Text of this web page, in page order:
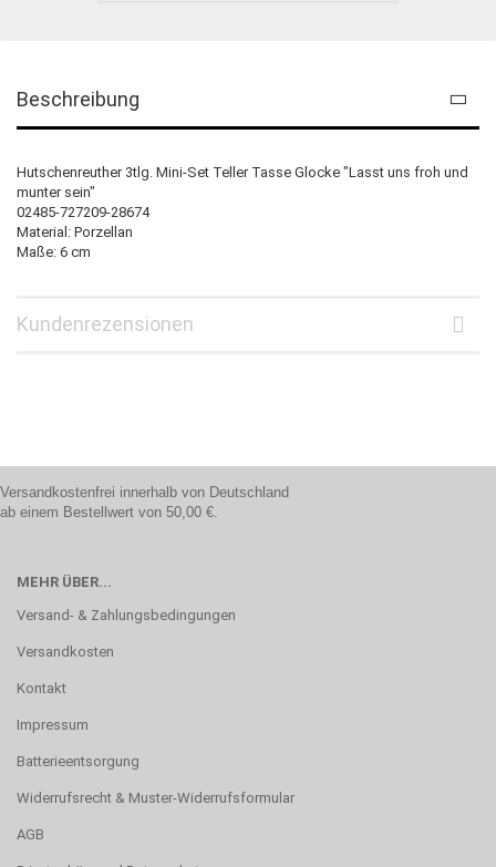
Beschreibung
Hutschenreuther 3tlg. Mini-Set Teller Tasse Glocke "Lasst uns froh und
munter sein"
02485-727209-28674
Material: Porzellan
Maße: 6 cm
Kundenrezensionen
Versandkostenfrei innerhalb von Deutschland
ab einem Bestellwert von 50,00 €.
MEHR ÜBER...
Versand- & Zahlungsbedingungen
Versandkosten
Kontakt
Impressum
Batterieentsorgung
Widerrufsrecht & Muster-Widerrufsformular
AGB